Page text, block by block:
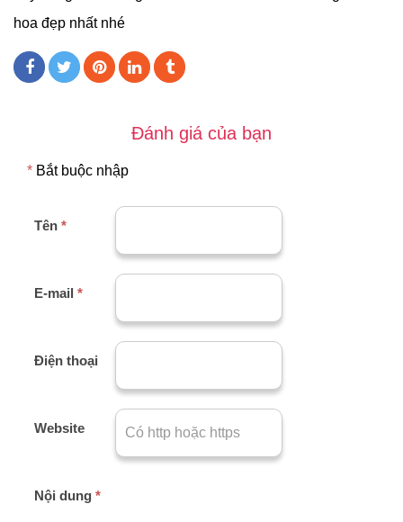
hoa đẹp nhất nhé
Đánh giá của bạn
* Bắt buộc nhập
Tên *
E-mail *
Điện thoại
Website
Nội dung *